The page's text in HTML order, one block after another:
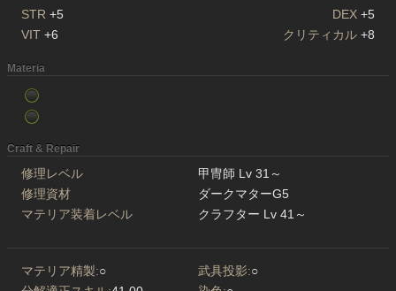
STR +5 DEX +5
VIT +6 クリティカル +8
Materia
Craft & Repair
修理レベル
甲冑師 Lv 31～
修理資材
ダークマターG5
マテリア装着レベル
クラフター Lv 41～
マテリア精製:○ 武具投影:○